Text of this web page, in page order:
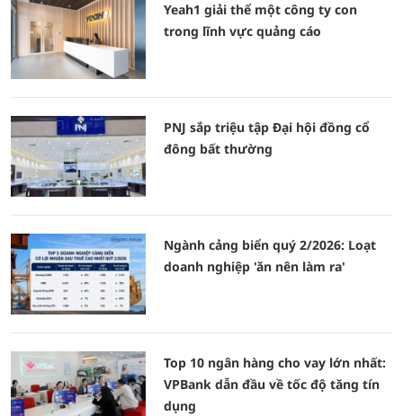
Yeah1 giải thể một công ty con
trong lĩnh vực quảng cáo
PNJ sắp triệu tập Đại hội đồng cổ
đông bất thường
Ngành cảng biển quý 2/2026: Loạt
doanh nghiệp 'ăn nên làm ra'
Top 10 ngân hàng cho vay lớn nhất:
VPBank dẫn đầu về tốc độ tăng tín
dụng